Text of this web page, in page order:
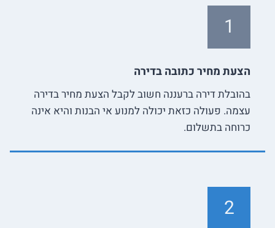
1
הצעת מחיר כתובה בדירה
בהובלת דירה ברעננה חשוב לקבל הצעת מחיר בדירה
עצמה. פעולה כזאת יכולה למנוע אי הבנות והיא אינה
כרוחה בתשלום.
2